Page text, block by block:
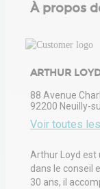
À propos
ARTHUR
88 Avenue
92200 Neuilly-
Voir toutes
Arthur Loyd est
dans le conseil
30 ans, il